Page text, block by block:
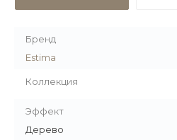
Бренд
Estima
Коллекция
Эффект
Дерево